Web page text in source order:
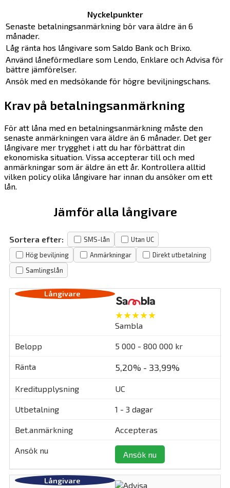
Nyckelpunkter
Senaste betalningsanmärkning bör vara äldre än 6
månader.
Låg ränta hos långivare som Saldo Bank och Brixo.
Använd låneförmedlare som Lendo, Enklare och Advisa för
bättre jämförelser.
Ansök med en medsökande för högre beviljningschans.
Krav på betalningsanmärkning
För att låna med en betalningsanmärkning måste den
senaste anmärkningen vara äldre än 6 månader. Det ger
långivare mer trygghet i att du har förbättrat din
ekonomiska situation. Vissa accepterar till och med
anmärkningar som är äldre än ett år. Kontrollera alltid
vilken policy olika långivare har innan du ansöker om ett
lån.
Jämför alla långivare
Sortera efter: SMS-lån
Utan UC
Hög beviljning
Anmärkningar
Direkt utbetalning
Samlingslån
★★★★★
Sambla
5 000 - 800 000 kr
5,20% - 33,99%
UC
1 - 3 dagar
Accepteras
Ansök nu